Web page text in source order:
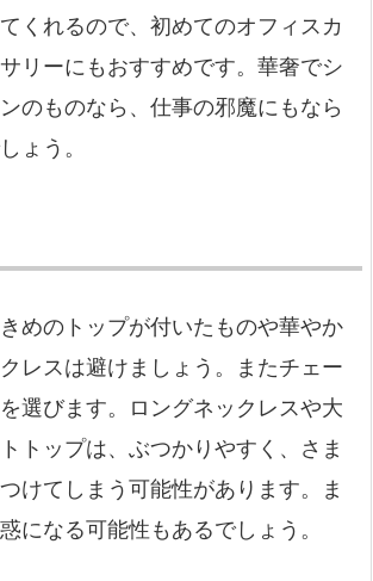
くれるので、初めてのオフィスカ
リーにもおすすめです。華奢でシ
のものなら、仕事の邪魔にもなら
ょう。
めのトップが付いたものや華やか
レスは避けましょう。またチェー
選びます。ロングネックレスや大
トップは、ぶつかりやすく、さま
けてしまう可能性があります。ま
になる可能性もあるでしょう。